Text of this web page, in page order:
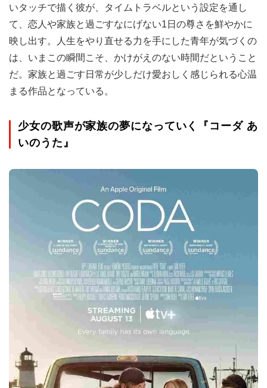
いタッチで描く彼が、タイムトラベルという設定を通し
て、恋人や家族と過ごすなにげない1日の尊さを鮮やかに
映し出す。人生をやり直せる力を手にした青年が気づくの
は、いまこの瞬間こそ、かけがえのない時間だということ
だ。家族と過ごす日常が少しだけ愛おしく感じられる心温
まる作品となっている。
少女の歌声が家族の夢になっていく『コーダ あ
いのうた』